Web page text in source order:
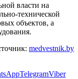
власти на
технической
объектов, а
medvestnik.by
TelegramViber